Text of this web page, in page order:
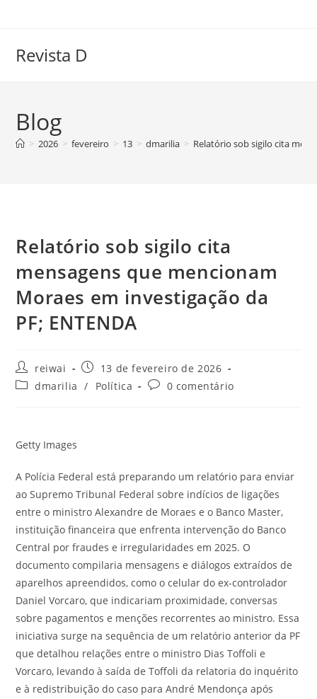
conteúdo
Revista D
Blog
> 2026 > fevereiro > 13 > dmarilia > Relatório sob sigilo cita
Relatório sob sigilo cita
mensagens que mencionam
Moraes em investigação da
PF; ENTENDA
Autor
do
post:
reiwai
Post
publicado:
13 de fevereiro de 2026
Categoria
dmarilia / Política
Comentários
0 comentário
Getty Images
A Polícia Federal está preparando um relatório para enviar
ao Supremo Tribunal Federal sobre indícios de ligações
entre o ministro Alexandre de Moraes e o Banco Master,
instituição financeira que enfrenta intervenção do Banco
Central por fraudes e irregularidades em 2025. O
documento compilaria mensagens e diálogos extraídos de
aparelhos apreendidos, como o celular do ex-controlador
Daniel Vorcaro, que indicariam proximidade, conversas
sobre pagamentos e menções recorrentes ao ministro. Essa
iniciativa surge na sequência de um relatório anterior da PF
que detalhou relações entre o ministro Dias Toffoli e
Vorcaro, levando à saída de Toffoli da relatoria do inquérito
e à redistribuição do caso para André Mendonça após